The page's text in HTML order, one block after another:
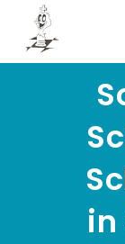
Inhalt
springen